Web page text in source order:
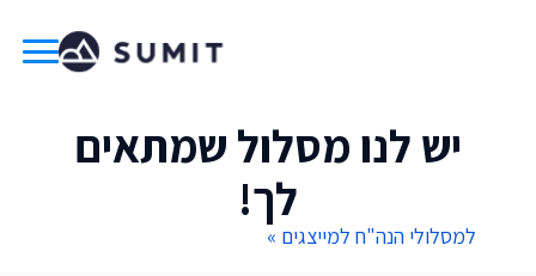
יש לנו מסלול שמתאים
לך!
למסלולי הנה"ח למייצגים »